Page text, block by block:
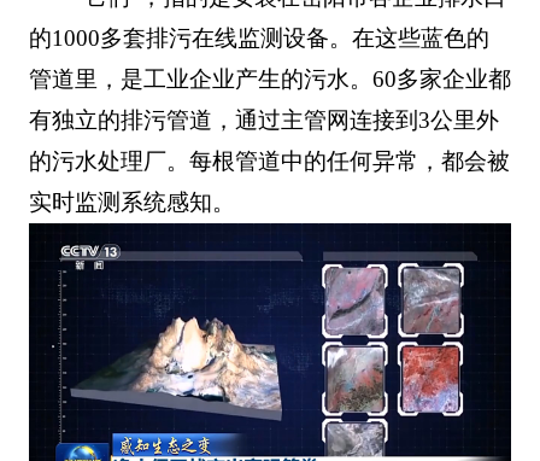
的1000多套排污在线监测设备。在这些蓝色的
管道里，是工业企业产生的污水。60多家企业都
有独立的排污管道，通过主管网连接到3公里外
的污水处理厂。每根管道中的任何异常，都会被
实时监测系统感知。